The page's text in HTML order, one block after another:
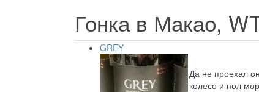
Гонка в Макао,
GREY
Да не проехал
колесо и пол